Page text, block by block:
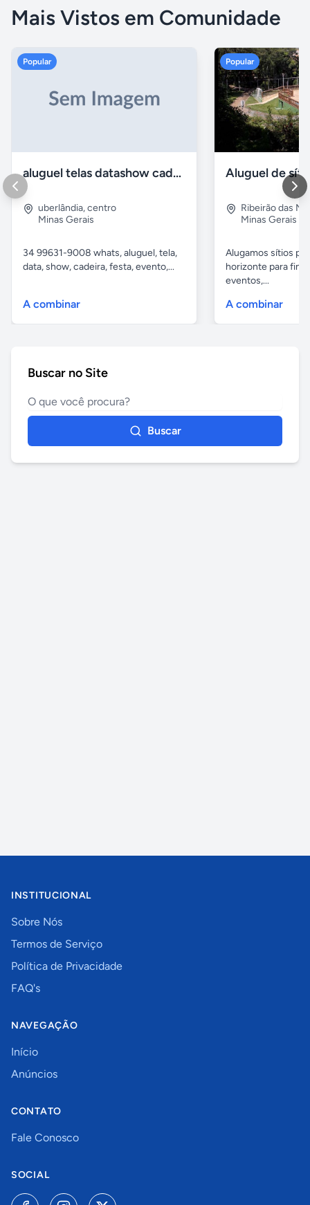
Mais Vistos em Comunidade
Popular
aluguel telas datashow cadeiras uberlândia
uberlândia,centro
Minas Gerais
34 99631-9008 whats, aluguel, tela,
data, show, cadeira, festa, evento,...
A combinar
Popular
Ribeirão das
Minas Gerais
Alugamos sítios
horizonte para
eventos,...
A combinar
Buscar no Site
Buscar
INSTITUCIONAL
Sobre Nós
Termos de Serviço
Política de Privacidade
FAQ's
NAVEGAÇÃO
Início
Anúncios
CONTATO
Fale Conosco
SOCIAL